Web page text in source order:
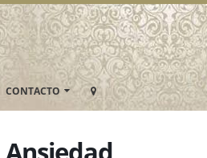
CONTACTO